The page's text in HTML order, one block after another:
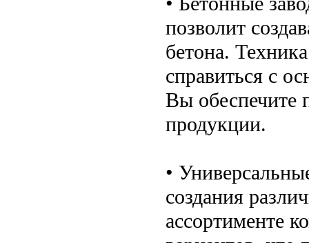
позволит
бетона.
справиться с
Вы обеспечите
продукции.
•
создания
ассортименте